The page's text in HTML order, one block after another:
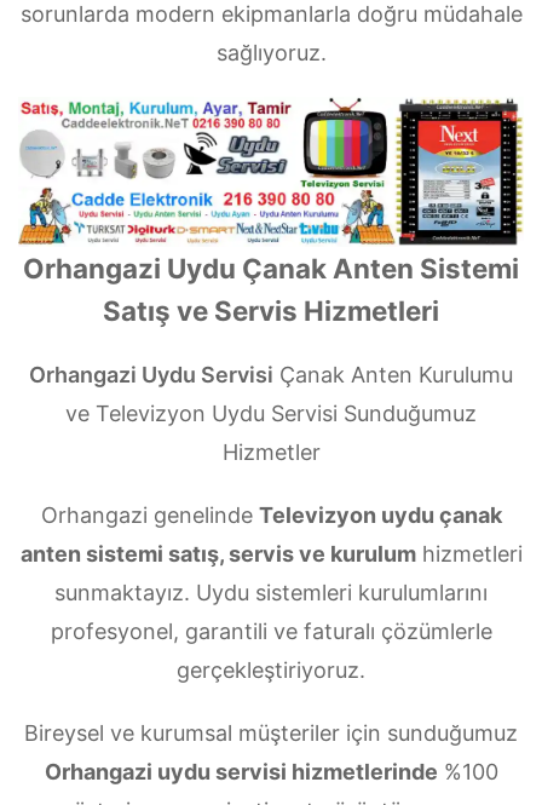
sorunlarda modern ekipmanlarla doğru müdahale
sağlıyoruz.
Orhangazi Uydu Çanak Anten Sistemi
Satış ve Servis Hizmetleri
Orhangazi Uydu Servisi Çanak Anten Kurulumu
ve Televizyon Uydu Servisi Sunduğumuz
Hizmetler
Orhangazi genelinde Televizyon uydu çanak
anten sistemi satış, servis ve kurulumhizmetleri
sunmaktayız. Uydu sistemleri kurulumlarını
profesyonel, garantili ve faturalı çözümlerle
gerçekleştiriyoruz.
Bireysel ve kurumsal müşteriler için sunduğumuz
Orhangazi uydu servisi hizmetlerinde %100